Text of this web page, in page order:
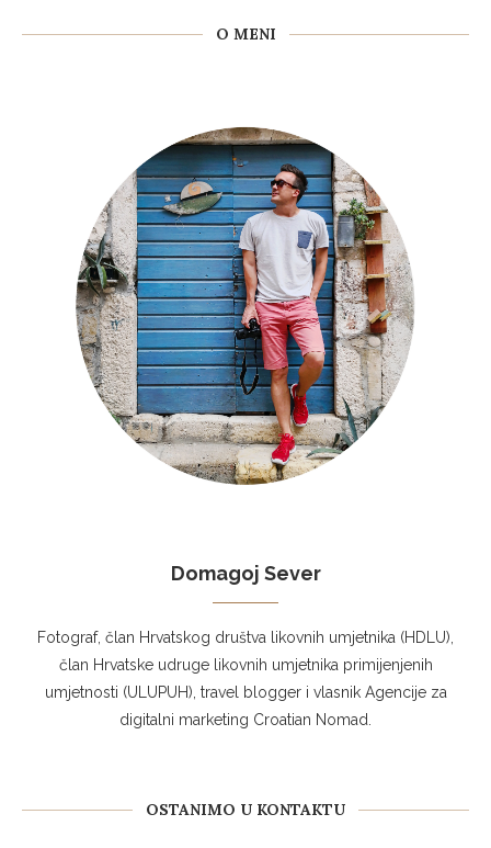
O MENI
Domagoj Sever
Fotograf, član Hrvatskog društva likovnih umjetnika (HDLU),
član Hrvatske udruge likovnih umjetnika primijenjenih
umjetnosti (ULUPUH), travel blogger i vlasnik Agencije za
digitalni marketing Croatian Nomad.
OSTANIMO U KONTAKTU